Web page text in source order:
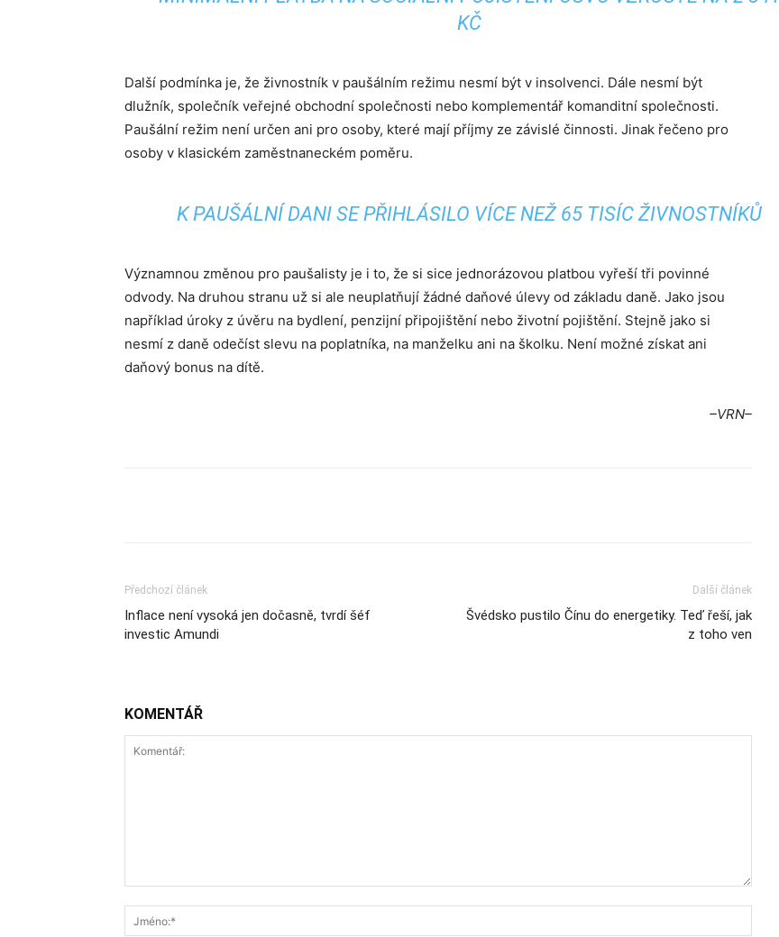
KČ
Další podmínka je, že živnostník v paušálním režimu nesmí být v insolvenci. Dále nesmí být
dlužník, společník veřejné obchodní společnosti nebo komplementář komanditní společnosti.
Paušální režim není určen ani pro osoby, které mají příjmy ze závislé činnosti. Jinak řečeno pro
osoby v klasickém zaměstnaneckém poměru.
K PAUŠÁLNÍ DANI SE PŘIHLÁSILO VÍCE NEŽ 65 TISÍC ŽIVNOSTNÍKŮ
Významnou změnou pro paušalisty je i to, že si sice jednorázovou platbou vyřeší tři povinné
odvody. Na druhou stranu už si ale neuplatňují žádné daňové úlevy od základu daně. Jako jsou
například úroky z úvěru na bydlení, penzijní připojištění nebo životní pojištění. Stejně jako si
nesmí z daně odečíst slevu na poplatníka, na manželku ani na školku. Není možné získat ani
daňový bonus na dítě.
–VRN–
Předchozí článek
Inflace není vysoká jen dočasně, tvrdí šéf
investic Amundi
Další článek
Švédsko pustilo Čínu do energetiky. Teď řeší, jak
z toho ven
KOMENTÁŘ